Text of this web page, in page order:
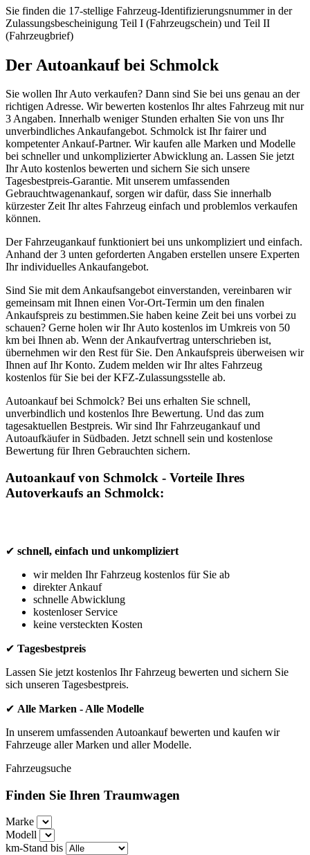
Sie finden die 17-stellige Fahrzeug-Identifizierungsnummer in der
Zulassungsbescheinigung Teil I (Fahrzeugschein) und Teil II
(Fahrzeugbrief)
Der Autoankauf bei Schmolck
Sie wollen Ihr Auto verkaufen? Dann sind Sie bei uns genau an der
richtigen Adresse. Wir bewerten kostenlos Ihr altes Fahrzeug mit nur
3 Angaben. Innerhalb weniger Stunden erhalten Sie von uns Ihr
unverbindliches Ankaufangebot. Schmolck ist Ihr fairer und
kompetenter Ankauf-Partner. Wir kaufen alle Marken und Modelle
bei schneller und unkomplizierter Abwicklung an. Lassen Sie jetzt
Ihr Auto kostenlos bewerten und sichern Sie sich unsere
Tagesbestpreis-Garantie. Mit unserem umfassenden
Gebrauchtwagenankauf, sorgen wir dafür, dass Sie innerhalb
kürzester Zeit Ihr altes Fahrzeug einfach und problemlos verkaufen
können.
Der Fahrzeugankauf funktioniert bei uns unkompliziert und einfach.
Anhand der 3 unten geforderten Angaben erstellen unsere Experten
Ihr individuelles Ankaufangebot.
Sind Sie mit dem Ankaufsangebot einverstanden, vereinbaren wir
gemeinsam mit Ihnen einen Vor-Ort-Termin um den finalen
Ankaufspreis zu bestimmen.Sie haben keine Zeit bei uns vorbei zu
schauen? Gerne holen wir Ihr Auto kostenlos im Umkreis von 50
km bei Ihnen ab. Wenn der Ankaufvertrag unterschrieben ist,
übernehmen wir den Rest für Sie. Den Ankaufspreis überweisen wir
Ihnen auf Ihr Konto. Zudem melden wir Ihr altes Fahrzeug
kostenlos für Sie bei der KFZ-Zulassungsstelle ab.
Autoankauf bei Schmolck? Bei uns erhalten Sie schnell,
unverbindlich und kostenlos Ihre Bewertung. Und das zum
tagesaktuellen Bestpreis. Wir sind Ihr Fahrzeugankauf und
Autoaufkäufer in Südbaden. Jetzt schnell sein und kostenlose
Bewertung für Ihren Gebrauchten sichern.
Autoankauf von Schmolck - Vorteile Ihres
Autoverkaufs an Schmolck:
✔ schnell, einfach und unkompliziert
wir melden Ihr Fahrzeug kostenlos für Sie ab
direkter Ankauf
schnelle Abwicklung
kostenloser Service
keine versteckten Kosten
✔ Tagesbestpreis
Lassen Sie jetzt kostenlos Ihr Fahrzeug bewerten und sichern Sie
sich unseren Tagesbestpreis.
✔ Alle Marken - Alle Modelle
In unserem umfassenden Autoankauf bewerten und kaufen wir
Fahrzeuge aller Marken und aller Modelle.
Fahrzeugsuche
Finden Sie Ihren Traumwagen
Marke
Modell
km-Stand bis